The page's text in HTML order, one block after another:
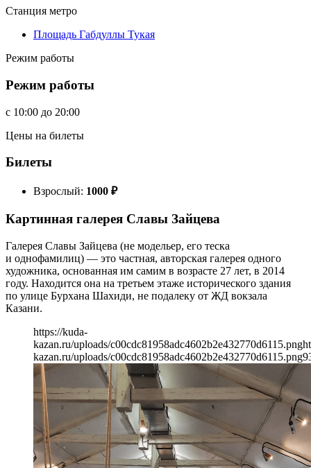
Станция метро
Площадь Габдуллы Тукая
Режим работы
Режим работы
c 10:00 до 20:00
Цены на билеты
Билеты
Взрослый: 1000 ₽
Картинная галерея Славы Зайцева
Галерея Славы Зайцева (не модельер, его теска
и однофамилиц) — это частная, авторская галерея одного
художника, основанная им самим в возрасте 27 лет, в 2014
году. Находится она на третьем этаже исторического здания
по улице Бурхана Шахиди, не подалеку от ЖД вокзала
Казани.
https://kuda-
kazan.ru/uploads/c00cdc81958adc4602b2e432770d6115.png
kazan.ru/uploads/c00cdc81958adc4602b2e432770d6115.png